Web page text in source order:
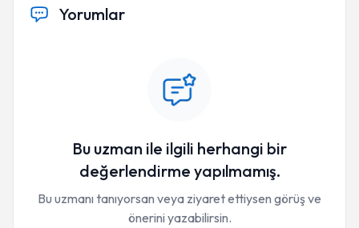
Yorumlar
Bu uzman ile ilgili herhangi bir
değerlendirme yapılmamış.
Bu uzmanı tanıyorsan veya ziyaret ettiysen görüş ve
önerini yazabilirsin.